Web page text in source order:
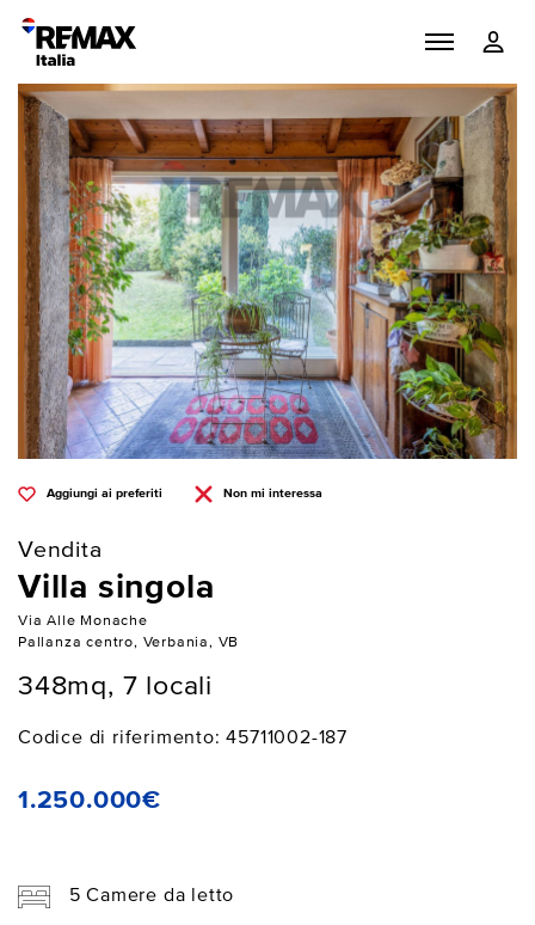
Aggiungi ai preferiti Non mi interessa
Vendita
Villa singola
Via Alle Monache
Pallanza centro, Verbania, VB
348mq, 7 locali
Codice di riferimento: 45711002-187
1.250.000€
5 Camere da letto